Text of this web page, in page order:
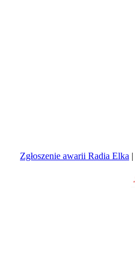
Zgłoszenie awarii Radia Elka |